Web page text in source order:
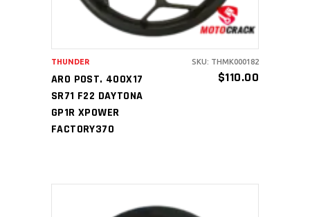
ARO POST. 400X17
SR71 F22 DAYTONA
GP1R XPOWER
FACTORY370
$110.00
THUNDER SKU: THMK000182